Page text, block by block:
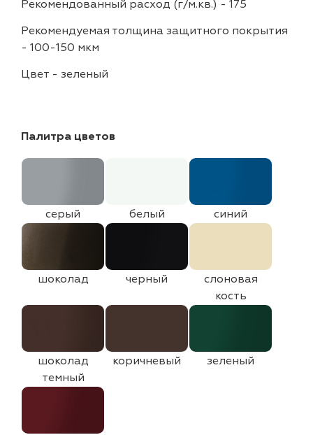
Рекомендованный расход (г/м.кв.) - 175
Рекомендуемая толщина защитного покрытия
- 100-150 мкм
Цвет - зеленый
Палитра цветов
серый белый синий
шоколад черный
слоновая
кость
шоколад
темный
коричневый зеленый